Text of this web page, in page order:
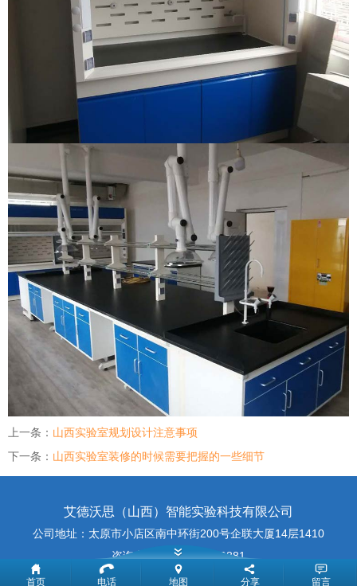
上一条： 山西实验室规划设计注意事项
下一条： 山西实验室装修的时候需要把握的一些细节
首页 电话 地图 分享 留言
艾德沃思（山西）智能实验科技有限公司
公司地址：太原市小店区南中环街200号企联大厦14层1410
咨询电话：188-3519-9881